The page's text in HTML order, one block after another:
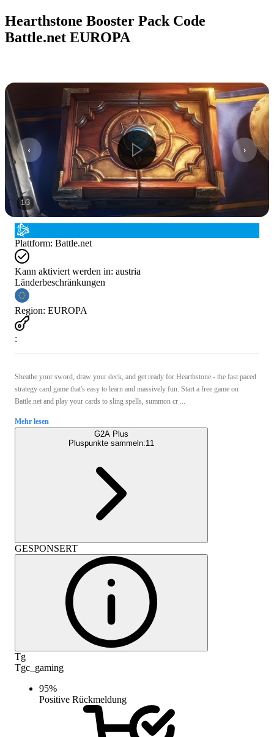
Hearthstone Booster Pack Code
Battle.net EUROPA
1/3
Plattform: Battle.net
Kann aktiviert werden in: austria
Länderbeschränkungen
Region: EUROPA
:
Sheathe your sword, draw your deck, and get ready for Hearthstone - the fast paced
strategy card game that's easy to learn and massively fun. Start a free game on
Battle.net and play your cards to sling spells, summon cr ...
Mehr lesen
G2A Plus
Pluspunkte sammeln:11
GESPONSERT
Tg
Tgc_gaming
95%
Positive Rückmeldung